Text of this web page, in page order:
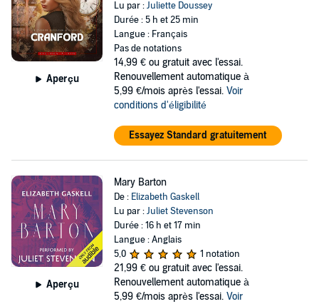
Aperçu
Lu par :Juliette Doussey
Durée : 5 h et 25 min
Langue : Français
Pas de notations
14,99 € ou gratuit avec l'essai.
Renouvellement automatique à
5,99 €/mois après l'essai. Voir
conditions d'éligibilité
Essayez Standard gratuitement
Aperçu
Mary Barton
De : Elizabeth Gaskell
Lu par :Juliet Stevenson
Durée : 16 h et 17 min
Langue : Anglais
5,0
1 notation
21,99 € ou gratuit avec l'essai.
Renouvellement automatique à
5,99 €/mois après l'essai. Voir